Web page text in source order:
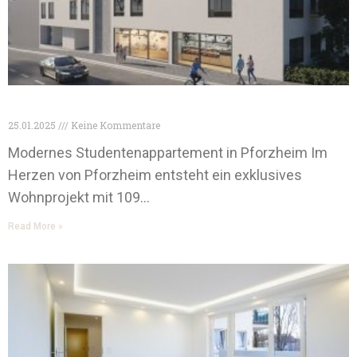
25.01.2025 Keine Kommentare
Modernes Studentenappartement in Pforzheim Im
Herzen von Pforzheim entsteht ein exklusives
Wohnprojekt mit 109…
Read More »